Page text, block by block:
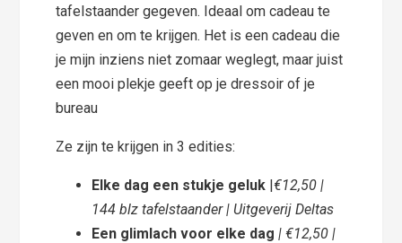
tafelstaander gegeven. Ideaal om cadeau te
geven en om te krijgen. Het is een cadeau die
je mijn inziens niet zomaar weglegt, maar juist
een mooi plekje geeft op je dressoir of je
bureau
Ze zijn te krijgen in 3 edities:
Elke dag een stukje geluk |€12,50 |
144 blz tafelstaander | Uitgeverij Deltas
Een glimlach voor elke dag | €12,50 |